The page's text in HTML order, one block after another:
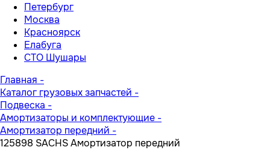
Петербург
Москва
Красноярск
Елабуга
СТО Шушары
Главная -
Каталог грузовых запчастей -
Подвеска -
Амортизаторы и комплектующие -
Амортизатор передний -
125898 SACHS Амортизатор передний